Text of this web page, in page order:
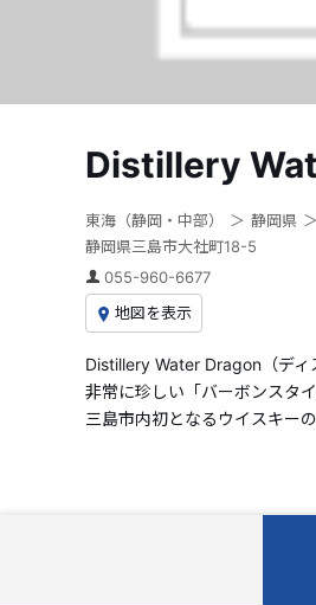
Distillery
東海（静岡・中部） 静岡県
静岡県三島市大社町18-5
055-960-6677
地図を表示
Distillery Water Dragon（ディ
非常に珍しい「バーボンスタ
三島市内初となるウイスキー